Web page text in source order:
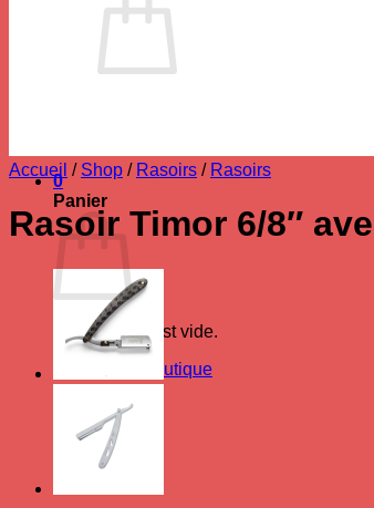
0
Panier
Votre panier est vide.
Retour à la boutique
Accueil / Shop / Rasoirs / Rasoirs
Rasoir Timor 6/8″